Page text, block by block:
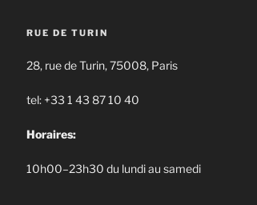
RUE DE TURIN
28, rue de Turin, 75008, Paris
tel: +33 1 43 87 10 40
Horaires:
10h00–23h30 du lundi au samedi